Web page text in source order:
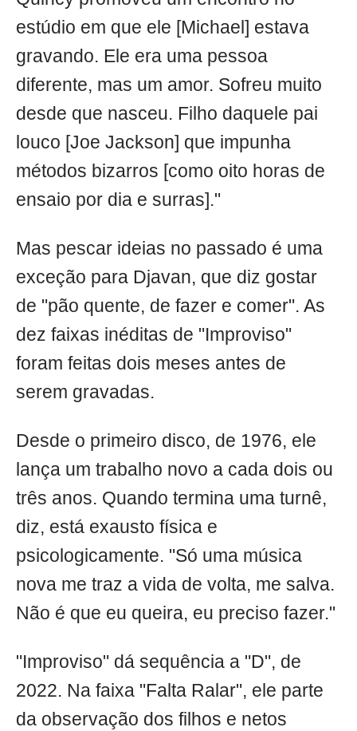
estúdio em que ele [Michael] estava
gravando. Ele era uma pessoa
diferente, mas um amor. Sofreu muito
desde que nasceu. Filho daquele pai
louco [Joe Jackson] que impunha
métodos bizarros [como oito horas de
ensaio por dia e surras]."
Mas pescar ideias no passado é uma
exceção para Djavan, que diz gostar
de "pão quente, de fazer e comer". As
dez faixas inéditas de "Improviso"
foram feitas dois meses antes de
serem gravadas.
Desde o primeiro disco, de 1976, ele
lança um trabalho novo a cada dois ou
três anos. Quando termina uma turnê,
diz, está exausto física e
psicologicamente. "Só uma música
nova me traz a vida de volta, me salva.
Não é que eu queira, eu preciso fazer."
"Improviso" dá sequência a "D", de
2022. Na faixa "Falta Ralar", ele parte
da observação dos filhos e netos